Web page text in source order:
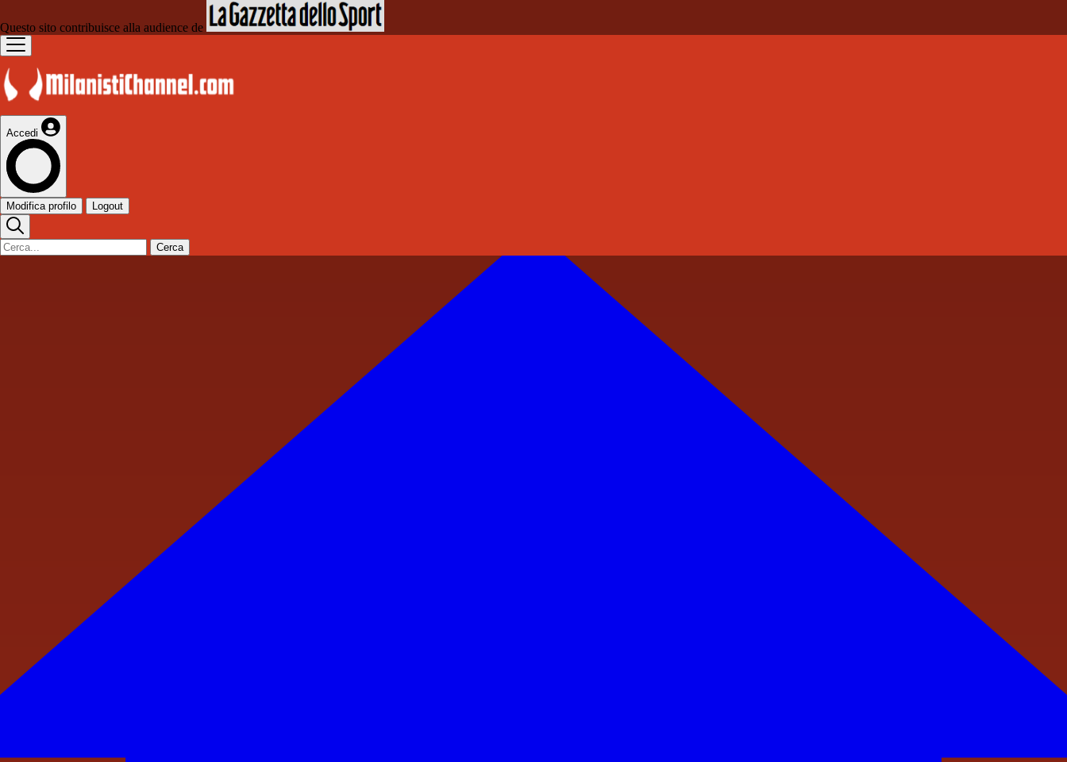
Questo sito contribuisce alla audience de
Accedi
Modifica profilo Logout
Cerca